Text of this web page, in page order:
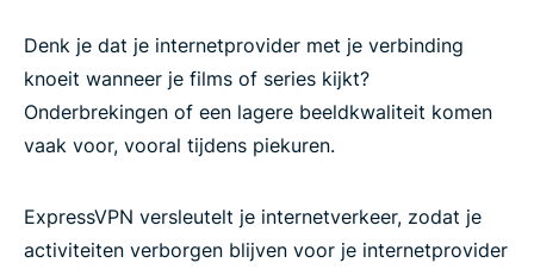
Why use a VPN in the UK?
Free UK VPN vs. ExpressVPN
Top ExpressVPN features for UK users
Denk je dat je internetprovider met je verbinding
knoeit wanneer je films of series kijkt?
Onderbrekingen of een lagere beeldkwaliteit komen
vaak voor, vooral tijdens piekuren.
ExpressVPN versleutelt je internetverkeer, zodat je
activiteiten verborgen blijven voor je internetprovider